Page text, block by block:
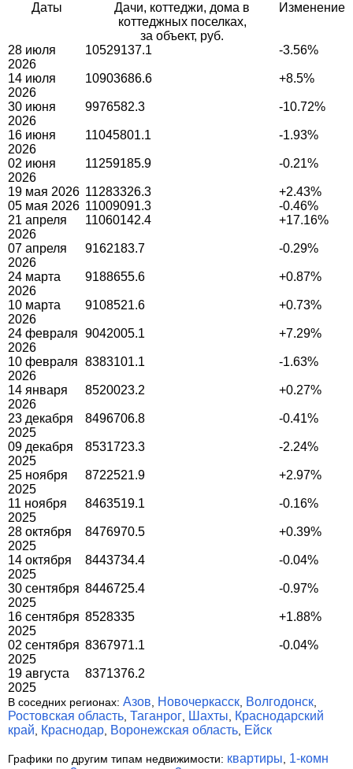
Даты
Дачи, коттеджи, дома в
коттеджных поселках,
за объект, руб.
Изменение
28 июля
2026
10529137.1 -3.56%
14 июля
2026
10903686.6 +8.5%
30 июня
2026
9976582.3 -10.72%
16 июня
2026
11045801.1 -1.93%
02 июня
2026
11259185.9 -0.21%
19 мая 2026 11283326.3
+2.43%
05 мая 2026 11009091.3
-0.46%
21 апреля
2026
11060142.4 +17.16%
07 апреля
2026
9162183.7 -0.29%
24 марта
2026
9188655.6 +0.87%
10 марта
2026
9108521.6 +0.73%
24 февраля
2026
9042005.1 +7.29%
10 февраля
2026
8383101.1 -1.63%
14 января
2026
8520023.2 +0.27%
23 декабря
2025
8496706.8 -0.41%
09 декабря
2025
8531723.3 -2.24%
25 ноября
2025
8722521.9 +2.97%
11 ноября
2025
8463519.1 -0.16%
28 октября
2025
8476970.5 +0.39%
14 октября
2025
8443734.4 -0.04%
30 сентября
2025
8446725.4 -0.97%
16 сентября
2025
8528335 +1.88%
02 сентября
2025
8367971.1 -0.04%
19 августа
2025
8371376.2
В соседних регионах: Азов Новочеркасск Волгодонск
Ростовская область Таганрог Шахты
Краснодарский
край
Краснодар Воронежская область Ейск
Графики по другим типам недвижимости: квартиры 1-комн